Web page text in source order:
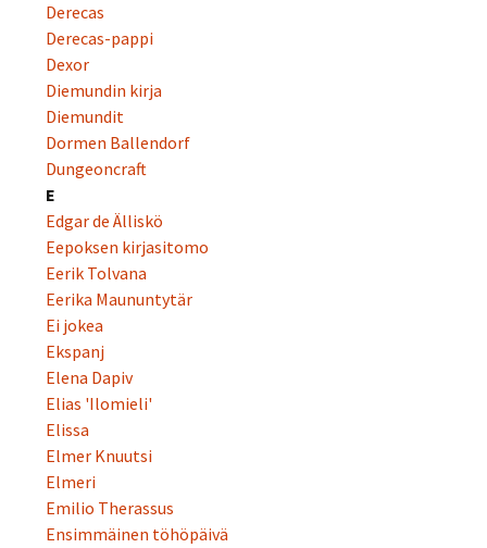
Derecas
Derecas-pappi
Dexor
Diemundin kirja
Diemundit
Dormen Ballendorf
Dungeoncraft
E
Edgar de Älliskö
Eepoksen kirjasitomo
Eerik Tolvana
Eerika Maununtytär
Ei jokea
Ekspanj
Elena Dapiv
Elias 'Ilomieli'
Elissa
Elmer Knuutsi
Elmeri
Emilio Therassus
Ensimmäinen töhöpäivä